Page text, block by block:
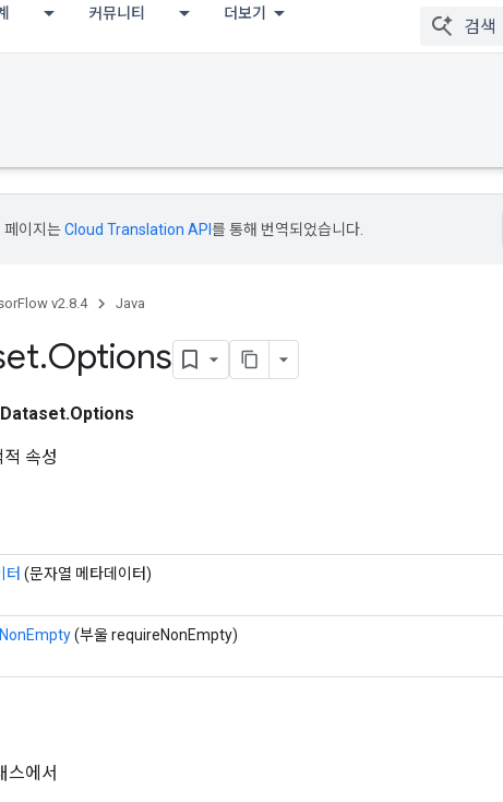
커뮤니티 더보기
페이지는Cloud Translation API 를 통해 번역되었습니다.
v2.8.4 Java
.Options
속성
터 (문자열 메타데이터)
(부울 requireNonEmpty)
스에서